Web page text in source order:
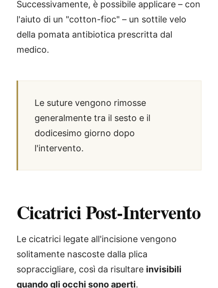
Successivamente, è possibile applicare – con
l'aiuto di un "cotton-fioc" – un sottile velo
della pomata antibiotica prescritta dal
medico.
Le suture vengono rimosse
generalmente tra il sesto e il
dodicesimo giorno dopo
l'intervento.
Cicatrici Post-Intervento
Le cicatrici legate all'incisione vengono
solitamente nascoste dalla plica
sopraccigliare, così da risultare invisibili
quando gli occhi sono aperti.